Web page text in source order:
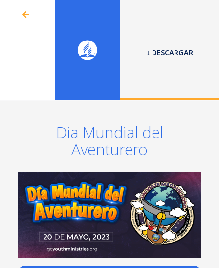
↓ DESCARGAR
Dia Mundial del
Aventurero